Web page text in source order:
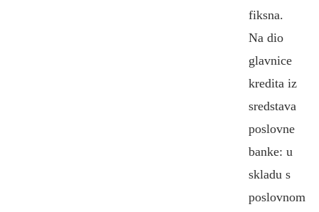
fiksna.
Na dio
glavnice
kredita iz
sredstava
poslovne
banke: u
skladu s
poslovnom